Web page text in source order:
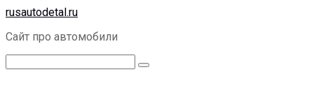
Перейти
контенту
rusautodetal.ru
Сайт про автомобили